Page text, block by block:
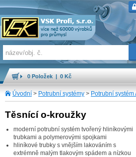
0 Položek | 0 Kč
Úvodní > Potrubní systémy > Potrubní systém
Těsnící o-kroužky
moderní potrubní systém tvořený hliníkovými
trubkami a polymerovými spojkami
hliníkové trubky s vnějším lakováním s
extrémně malým tlakovým spádem a nízkou